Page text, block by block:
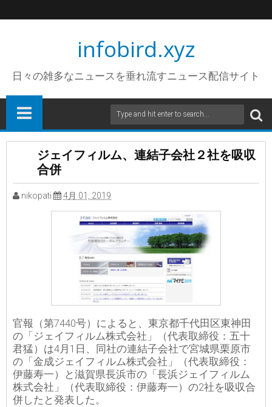
infobird.xyz
日々の雑多なニュースを垂れ流すニュース配信サイト
ジェイフィルム、連結子会社２社を吸収
合併
nikopati 4月 01, 2019
官報（第7440号）によると、東京都千代田区東神田
の「ジェイフィルム株式会社」（代表取締役：五十
君猛）は4月1日、同社の連結子会社で宮城県栗原市
の「金成ジェイフィルム株式会社」（代表取締役：
伊藤寿一）と滋賀県長浜市の「長浜ジェイフィルム
株式会社」（代表取締役：伊藤寿一）の2社を吸収合
併したと発表した。